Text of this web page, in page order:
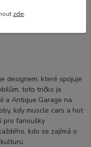
kteří chtějí
designem, které spojuje
toto tričko je
a Antique Garage na
kdy muscle cars a hot
pro fanoušky
kdo se zajímá o
zde.